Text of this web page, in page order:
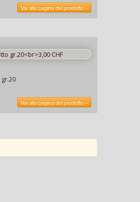
Vai alla pagina del prodotto »
Vai alla pagina del prodotto »